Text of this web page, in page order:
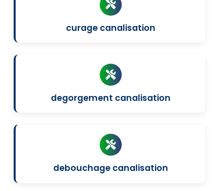
curage canalisation
degorgement canalisation
debouchage canalisation